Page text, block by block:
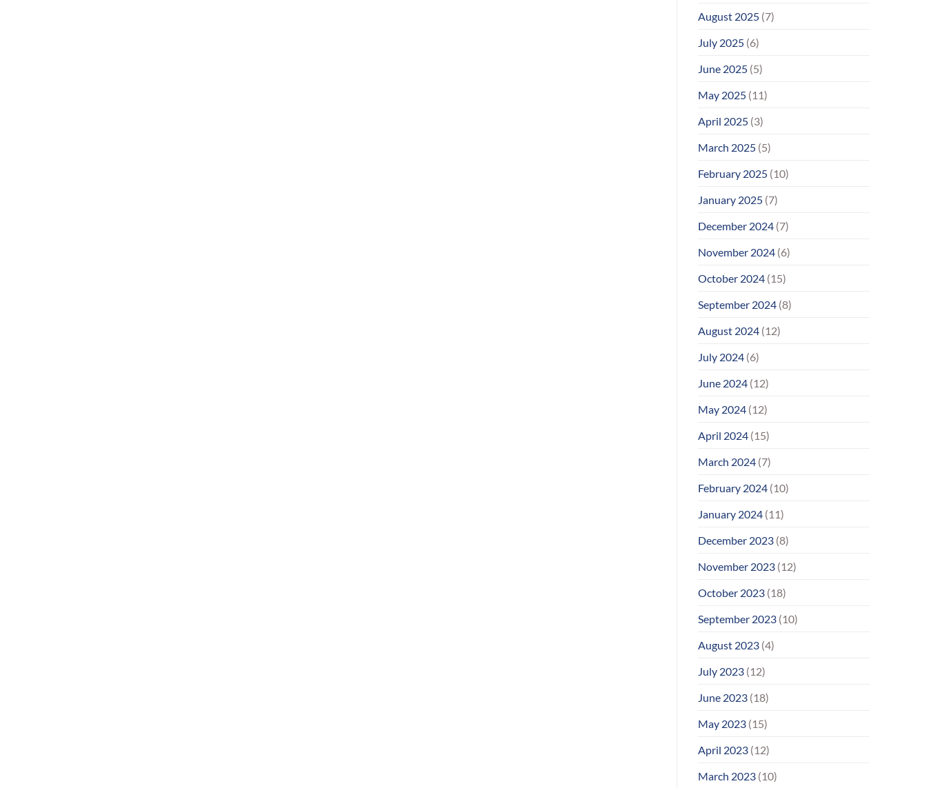
August 2025 (7)
July 2025 (6)
June 2025 (5)
May 2025 (11)
April 2025 (3)
March 2025 (5)
February 2025 (10)
January 2025 (7)
December 2024 (7)
November 2024 (6)
October 2024 (15)
September 2024 (8)
August 2024 (12)
July 2024 (6)
June 2024 (12)
May 2024 (12)
April 2024 (15)
March 2024 (7)
February 2024 (10)
January 2024 (11)
December 2023 (8)
November 2023 (12)
October 2023 (18)
September 2023 (10)
August 2023 (4)
July 2023 (12)
June 2023 (18)
May 2023 (15)
April 2023 (12)
March 2023 (10)